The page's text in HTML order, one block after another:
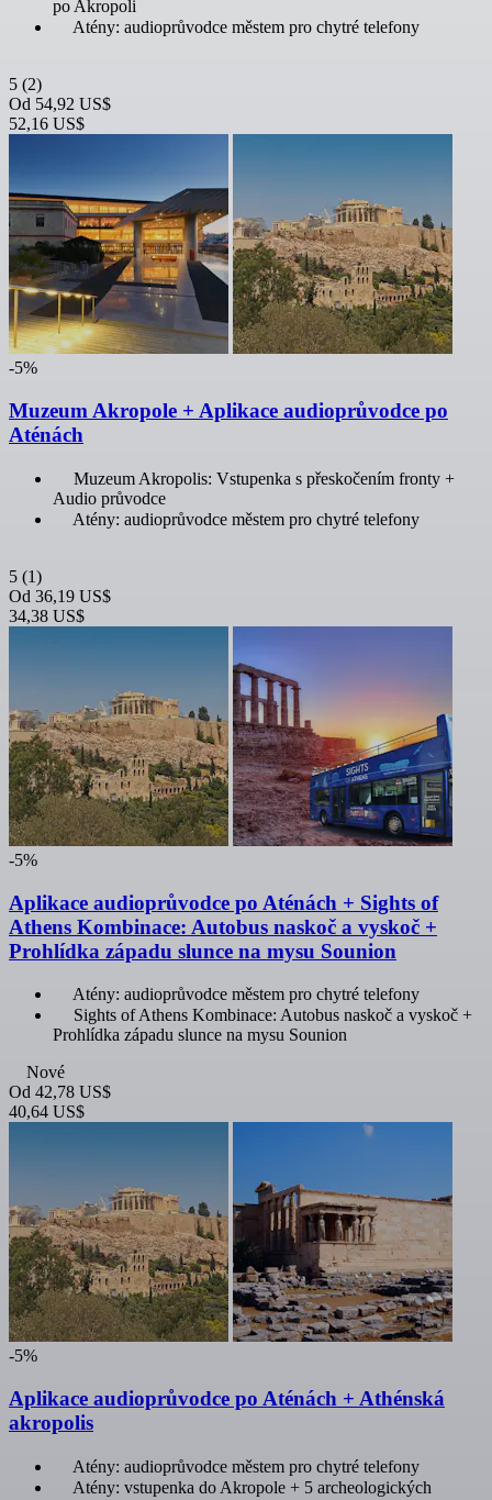
po Akropoli
Atény: audioprůvodce městem pro chytré telefony
5 (2)
Od 54,92 US$
52,16 US$
-5%
Muzeum Akropole + Aplikace audioprůvodce po
Aténách
Muzeum Akropolis: Vstupenka s přeskočením fronty +
Audio průvodce
Atény: audioprůvodce městem pro chytré telefony
5 (1)
Od 36,19 US$
34,38 US$
-5%
Aplikace audioprůvodce po Aténách + Sights of
Athens Kombinace: Autobus naskoč a vyskoč +
Prohlídka západu slunce na mysu Sounion
Atény: audioprůvodce městem pro chytré telefony
Sights of Athens Kombinace: Autobus naskoč a vyskoč +
Prohlídka západu slunce na mysu Sounion
Nové
Od 42,78 US$
40,64 US$
-5%
Aplikace audioprůvodce po Aténách + Athénská
akropolis
Atény: audioprůvodce městem pro chytré telefony
Atény: vstupenka do Akropole + 5 archeologických